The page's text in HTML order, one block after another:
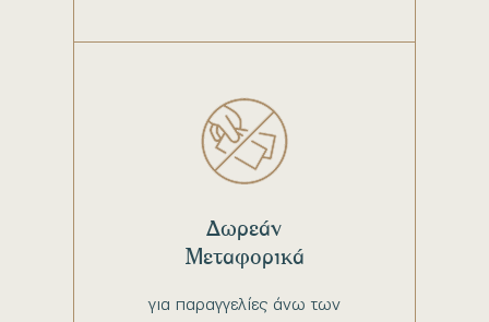
για παραγγελίες άνω των
Δωρεάν
Μεταφορικά